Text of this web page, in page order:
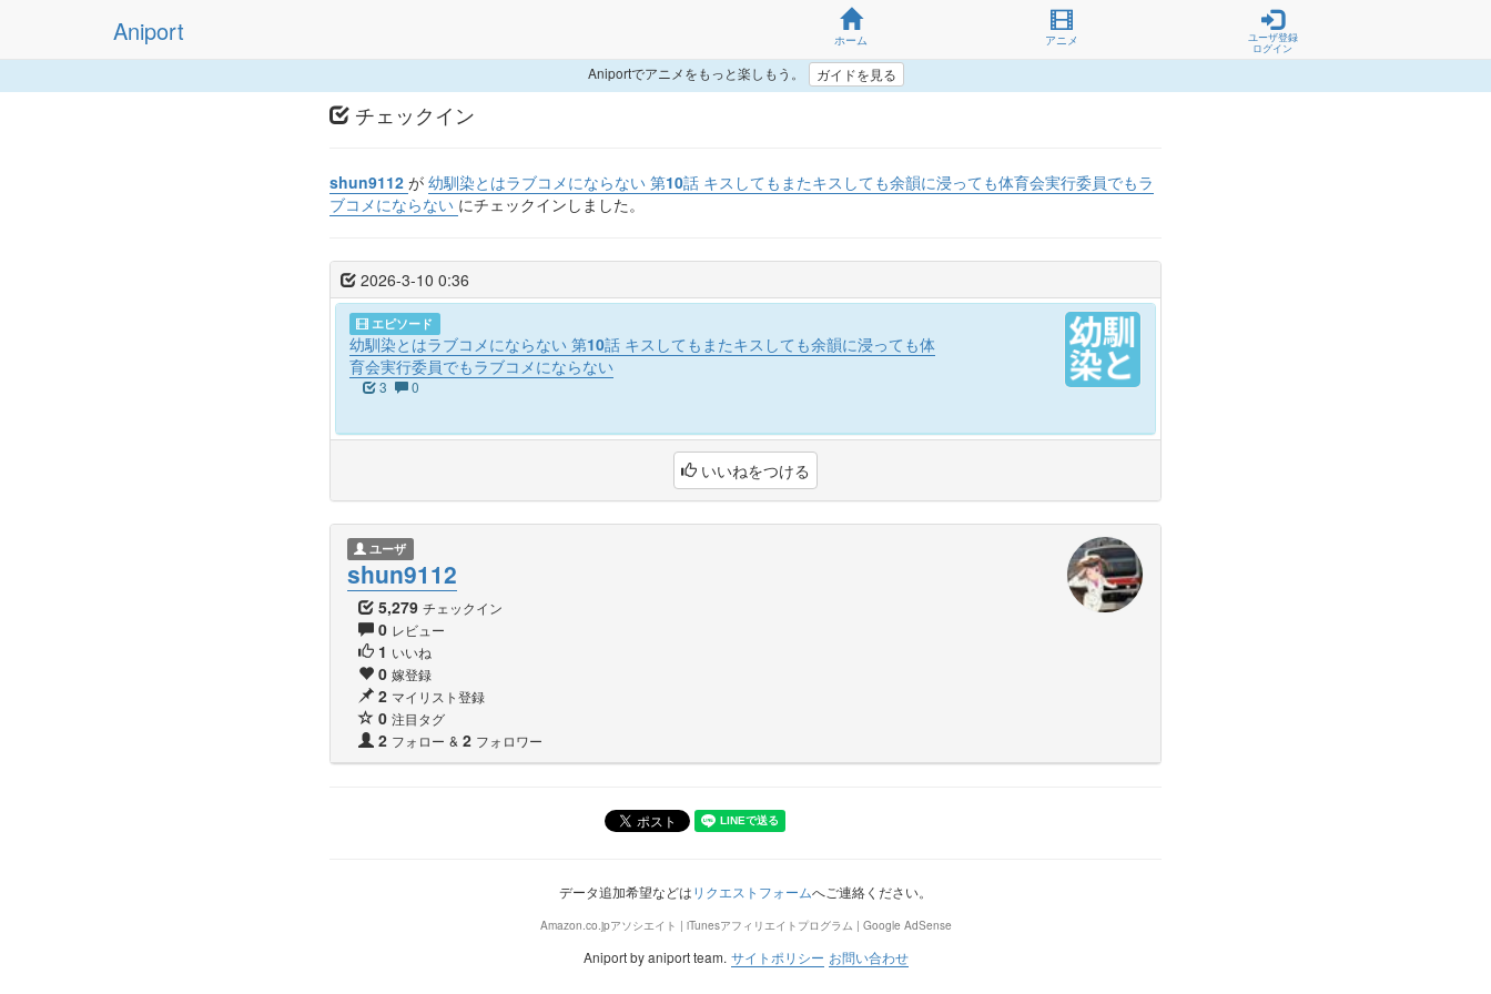
Aniport ホーム アニメ
ユーザ登録
ログイン
Aniportでアニメをもっと楽しもう。 ガイドを見る
チェックイン
shun9112 が 幼馴染とはラブコメにならない 第10話 キスしてもまたキスしても余韻に浸っても体育会実行委員でもラ
ブコメにならない にチェックインしました。
2026-3-10 0:36
エピソード
幼馴染とはラブコメにならない 第10話 キスしてもまたキスしても余韻に浸っても体
育会実行委員でもラブコメにならない
3 0
いいねをつける
ユーザ
shun9112
5,279 チェックイン
0 レビュー
1 いいね
0 嫁登録
2 マイリスト登録
0 注目タグ
2 フォロー & 2 フォロワー
データ追加希望などはリクエストフォームへご連絡ください。
Amazon.co.jpアソシエイト | iTunesアフィリエイトプログラム | Google AdSense
Aniport by aniport team. サイトポリシー お問い合わせ